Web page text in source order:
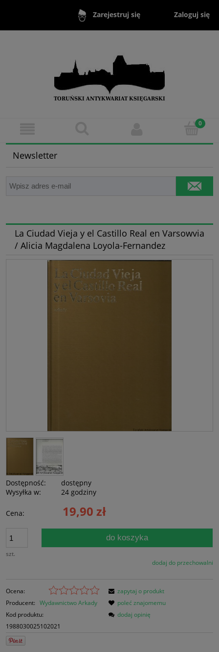
Zarejestruj się Zaloguj się
Newsletter
La Ciudad Vieja y el Castillo Real en Varsowvia
/ Alicia Magdalena Loyola-Fernandez
Dostępność:
dostępny
Wysyłka w:
24 godziny
Cena: 19,90 zł
szt.
do koszyka
dodaj do przechowalni
Ocena:
Producent: Wydawnictwo Arkady
Kod produktu:
1988030025102021
zapytaj o produkt
poleć znajomemu
dodaj opinię